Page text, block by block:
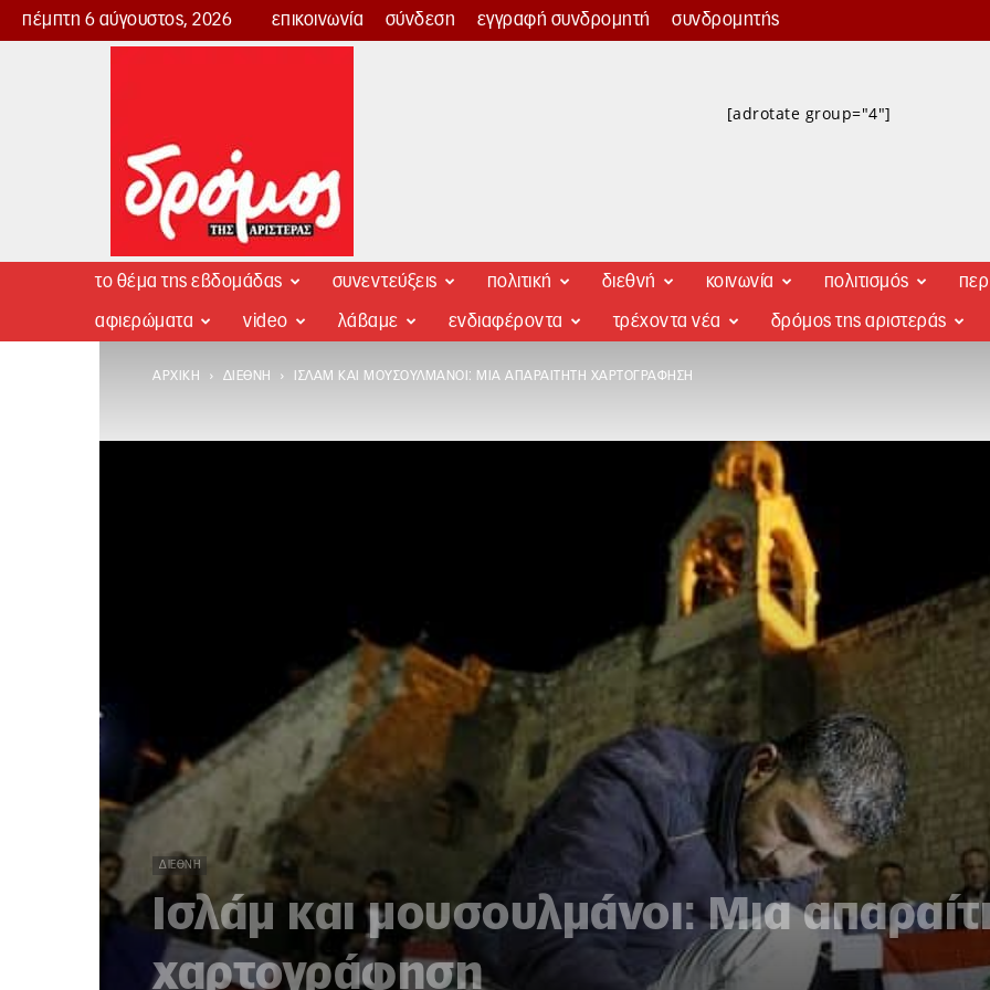
πέμπτη 6 αύγουστος, 2026 επικοινωνία σύνδεση εγγραφή συνδρομητή συνδρομητής
Δρόμος
[adrotate group="4"]
το θέμα της εβδομάδας συνεντεύξεις πολιτική διεθνή κοινωνία πολιτισμός
αφιερώματα video λάβαμε ενδιαφέροντα τρέχοντα νέα δρόμος της αριστεράς
ΑΡΧΙΚΉ ΔΙΕΘΝΉ ΙΣΛΆΜ ΚΑΙ ΜΟΥΣΟΥΛΜΆΝΟΙ: ΜΙΑ ΑΠΑΡΑΊΤΗΤΗ ΧΑΡΤΟΓΡΆΦΗΣΗ
ΔΙΕΘΝΉ
Ισλάμ και μουσουλμάνοι: Μια
χαρτογράφηση